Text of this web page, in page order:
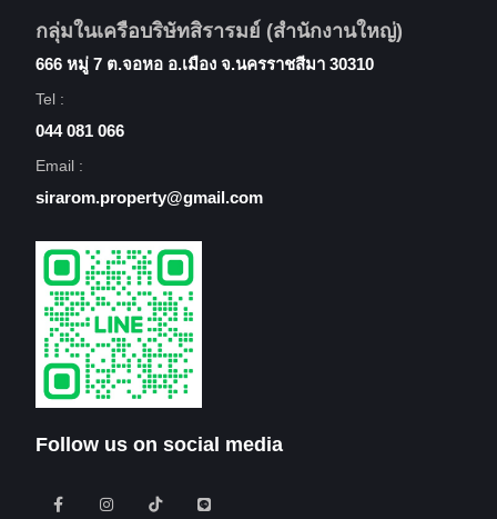
กลุ่มในเครือบริษัทสิรารมย์ (สำนักงานใหญ่)
666 หมู่ 7 ต.จอหอ อ.เมือง จ.นครราชสีมา 30310
Tel :
044 081 066
Email :
sirarom.property@gmail.com
Follow us on social media